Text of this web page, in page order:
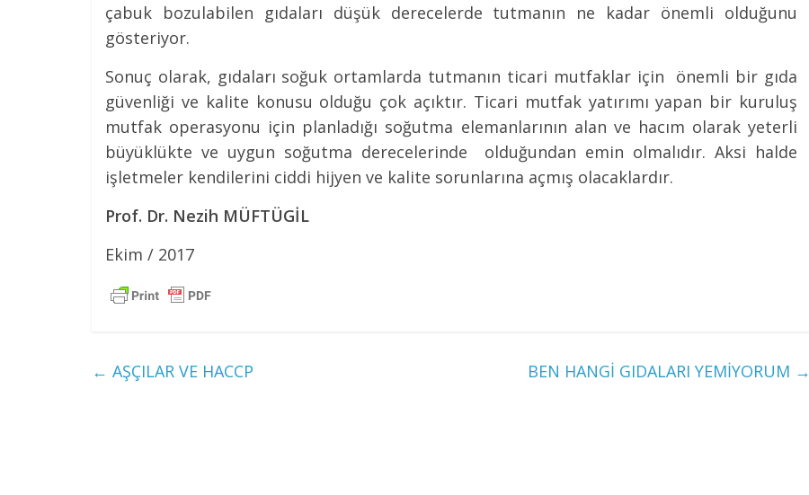
çabuk bozulabilen gıdaları düşük derecelerde tutmanın ne kadar önemli olduğunu
gösteriyor.
Sonuç olarak, gıdaları soğuk ortamlarda tutmanın ticari mutfaklar için önemli bir gıda
güvenliği ve kalite konusu olduğu çok açıktır. Ticari mutfak yatırımı yapan bir kuruluş
mutfak operasyonu için planladığı soğutma elemanlarının alan ve hacım olarak yeterli
büyüklükte ve uygun soğutma derecelerinde olduğundan emin olmalıdır. Aksi halde
işletmeler kendilerini ciddi hijyen ve kalite sorunlarına açmış olacaklardır.
Prof. Dr. Nezih MÜFTÜGİL
Ekim / 2017
← AŞÇILAR VE HACCP BEN HANGİ GIDALARI YEMİYORUM →